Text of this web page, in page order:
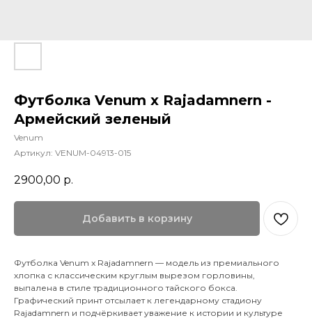
Футболка Venum x Rajadamnern -
Армейский зеленый
Venum
Артикул: VENUM-04913-015
2900,00 р.
Добавить в корзину
Футболка Venum x Rajadamnern — модель из премиального
хлопка с классическим круглым вырезом горловины,
выпалена в стиле традиционного тайского бокса.
Графический принт отсылает к легендарному стадиону
Rajadamnern и подчёркивает уважение к истории и культуре